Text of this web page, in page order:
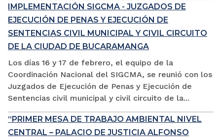
IMPLEMENTACIÓN SIGCMA - JUZGADOS DE
EJECUCIÓN DE PENAS Y EJECUCIÓN DE
SENTENCIAS CIVIL MUNICIPAL Y CIVIL CIRCUITO
DE LA CIUDAD DE BUCARAMANGA
Los días 16 y 17 de febrero, el equipo de la
Coordinación Nacional del SIGCMA, se reunió con los
Juzgados de Ejecución de Penas y Ejecución de
Sentencias civil municipal y civil circuito de la...
“PRIMER MESA DE TRABAJO AMBIENTAL NIVEL
CENTRAL – PALACIO DE JUSTICIA ALFONSO